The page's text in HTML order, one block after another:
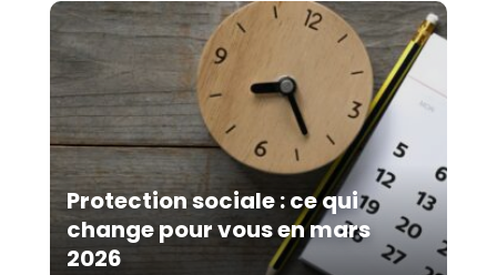
Protection sociale : ce qui
change pour vous en mars
2026